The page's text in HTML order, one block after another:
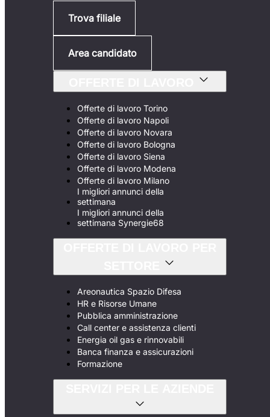
Trova filiale
Area candidato
Offerte di lavoro Torino
Offerte di lavoro Napoli
Offerte di lavoro Novara
Offerte di lavoro Bologna
Offerte di lavoro Siena
Offerte di lavoro Modena
Offerte di lavoro Milano
I migliori annunci della
settimana
I migliori annunci della
settimana Synergie68
Areonautica Spazio Difesa
HR e Risorse Umane
Pubblica amministrazione
Call center e assistenza clienti
Energia oil gas e rinnovabili
Banca finanza e assicurazioni
Formazione